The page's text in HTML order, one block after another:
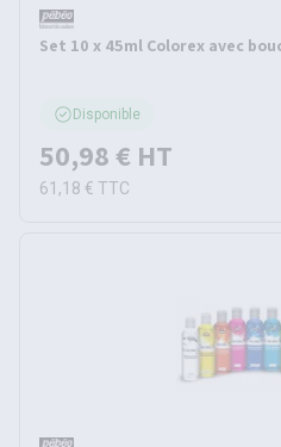
Set 10 x 45ml Colorex avec
Disponible
50,98 € HT
61,18 € TTC